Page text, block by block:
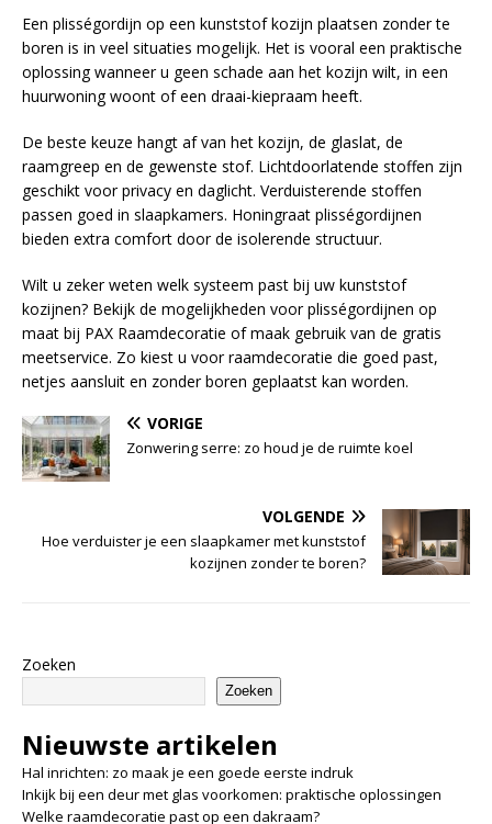
Een plisségordijn op een kunststof kozijn plaatsen zonder te
boren is in veel situaties mogelijk. Het is vooral een praktische
oplossing wanneer u geen schade aan het kozijn wilt, in een
huurwoning woont of een draai-kiepraam heeft.
De beste keuze hangt af van het kozijn, de glaslat, de
raamgreep en de gewenste stof. Lichtdoorlatende stoffen zijn
geschikt voor privacy en daglicht. Verduisterende stoffen
passen goed in slaapkamers. Honingraat plisségordijnen
bieden extra comfort door de isolerende structuur.
Wilt u zeker weten welk systeem past bij uw kunststof
kozijnen? Bekijk de mogelijkheden voor plisségordijnen op
maat bij PAX Raamdecoratie of maak gebruik van de gratis
meetservice. Zo kiest u voor raamdecoratie die goed past,
netjes aansluit en zonder boren geplaatst kan worden.
VORIGE
Zonwering serre: zo houd je de ruimte koel
VOLGENDE
Hoe verduister je een slaapkamer met kunststof
kozijnen zonder te boren?
Zoeken
Zoeken
Nieuwste artikelen
Hal inrichten: zo maak je een goede eerste indruk
Inkijk bij een deur met glas voorkomen: praktische oplossingen
Welke raamdecoratie past op een dakraam?